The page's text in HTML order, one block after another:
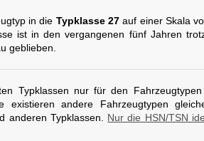
in die Typklasse 27 auf einer Skala
ist in den vergangenen fünf Jahren
geblieben.
Typklassen nur für den
existieren andere Fahrzeugtypen
anderen Typklassen. Nur die HSN/TSN